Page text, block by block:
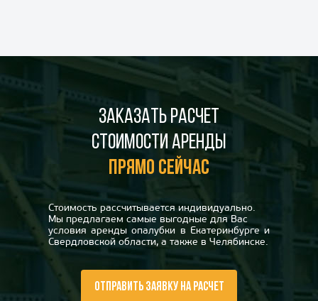
Заказать расчет
стоимости аренды
прямо сейчас
Стоимость рассчитывается индивидуально.
Мы предлагаем самые выгодные для Вас
условия аренды опалубки в Екатеринбурге и
Свердловской области, а также в Челябинске.
ОТПРАВИТЬ ЗАЯВКУ НА РАСЧЕТ